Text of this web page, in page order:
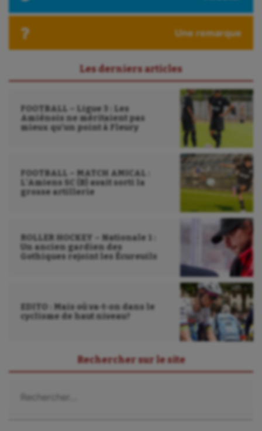
Ultimate frisbee
Wakeboard
Water-polo
Une remarque
Les derniers articles
FOOTBALL – Ligue 3 : Les
Amiénois ne méritaient pas
mieux qu’un point à Fleury
FOOTBALL – MATCH AMICAL :
L’Amiens SC (B) avait sorti la
grosse artillerie
ROLLER HOCKEY – Nationale 1 :
Un ancien gardien des
Gothiques rejoint les Écureuils
EDITO : Mais où va-t-on dans le
cyclisme de haut niveau?
Rechercher sur le site